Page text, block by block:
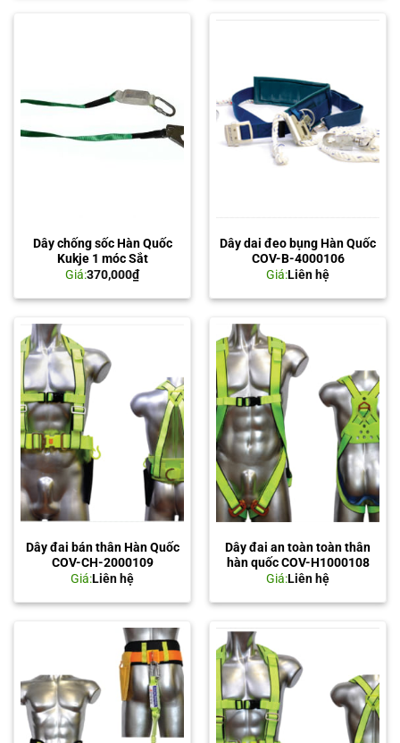
Dây chống sốc Hàn Quốc
Kukje 1 móc Sắt
Giá:370,000₫
Dây dai đeo bụng Hàn Quốc
COV-B-4000106
Giá:Liên hệ
Dây đai bán thân Hàn Quốc
COV-CH-2000109
Giá:Liên hệ
Dây đai an toàn toàn thân
hàn quốc COV-H1000108
Giá:Liên hệ